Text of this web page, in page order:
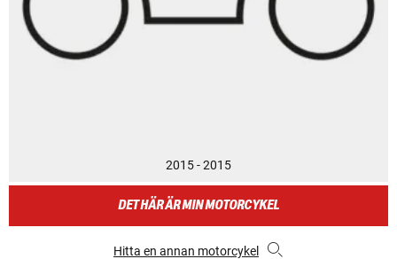
2015 - 2015
DET HÄR ÄR MIN MOTORCYKEL
Hitta en annan motorcykel